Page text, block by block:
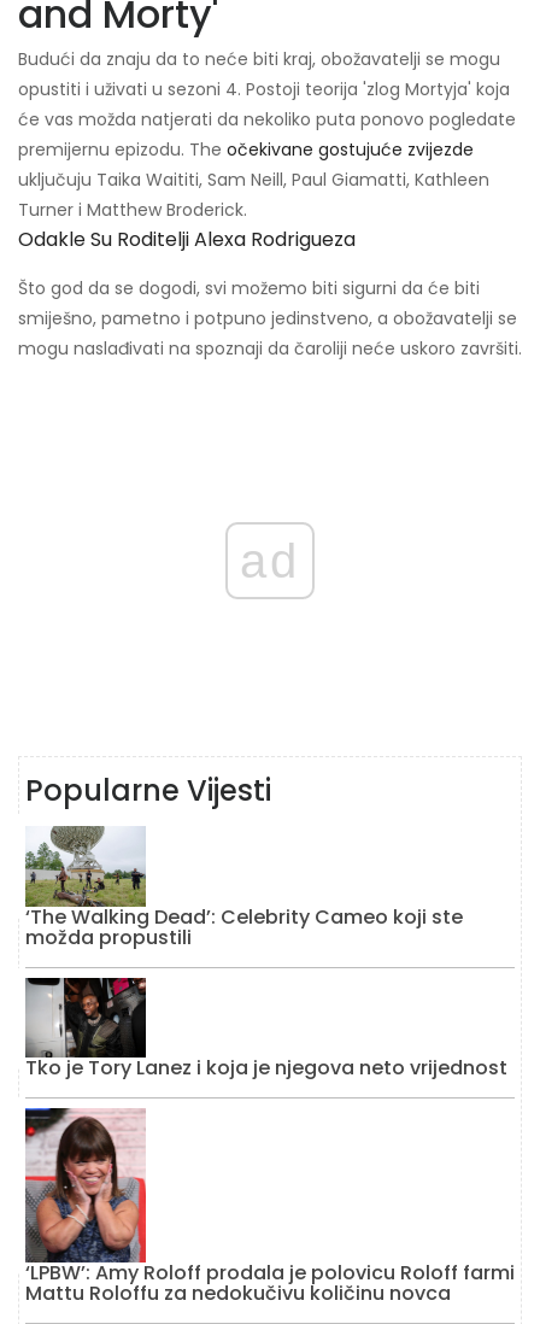
and Morty'
Budući da znaju da to neće biti kraj, obožavatelji se mogu
opustiti i uživati ​​u sezoni 4. Postoji teorija 'zlog Mortyja' koja
će vas možda natjerati da nekoliko puta ponovo pogledate
premijernu epizodu. The očekivane gostujuće zvijezde
uključuju Taika Waititi, Sam Neill, Paul Giamatti, Kathleen
Turner i Matthew Broderick.
Odakle Su Roditelji Alexa Rodrigueza
Što god da se dogodi, svi možemo biti sigurni da će biti
smiješno, pametno i potpuno jedinstveno, a obožavatelji se
mogu naslađivati ​​na spoznaji da čaroliji neće uskoro završiti.
ad
Popularne Vijesti
‘The Walking Dead’: Celebrity Cameo koji ste
možda propustili
Tko je Tory Lanez i koja je njegova neto vrijednost
‘LPBW’: Amy Roloff prodala je polovicu Roloff farmi
Mattu Roloffu za nedokučivu količinu novca